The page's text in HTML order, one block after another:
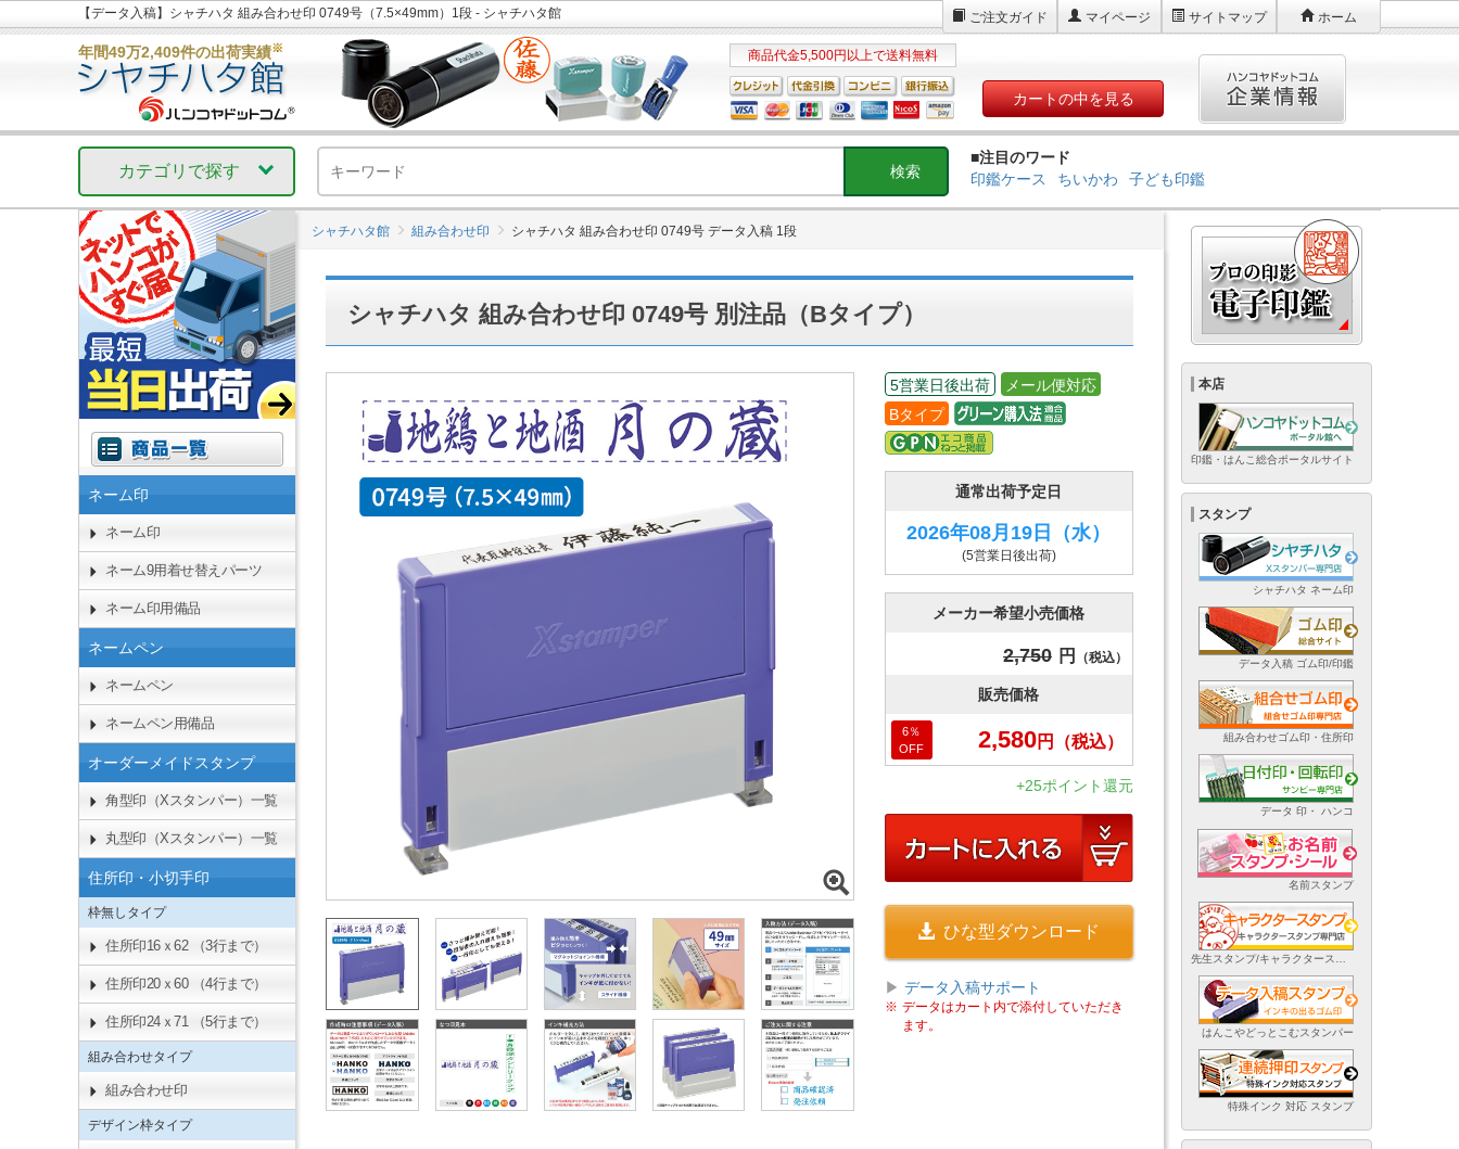
【データ入稿】シャチハタ 組み合わせ印 0749号（7.5×49mm）1段 - シャチハタ館 ご注文ガイド マイページ サイトマップ ホーム
年間49万2,409件の出荷実績※
商品代金5,500円以上で送料無料
カートの中を見る
カテゴリで探す
■注目のワード
印鑑ケース
ちいかわ 子ども印鑑
シャチハタ館 組み合わせ印 シャチハタ 組み合わせ印 0749号 データ入稿 1段
シャチハタ 組み合わせ印 0749号 別注品（Bタイプ）
5営業日後出荷
メール便対応
Bタイプ
通常出荷予定日
2026年08月19日 （水）
(5営業日後出荷)
メーカー希望小売価格
2,750 円 （税込）
販売価格
2,580円 （税込）
6％
OFF
+25ポイント還元
ひな型ダウンロード
▶ データ入稿サポート
データはカート内で添付していただき
ます。
ネーム印
ネーム印
ネーム9用着せ替えパーツ
ネーム印用備品
ネームペン
ネームペン
ネームペン用備品
オーダーメイドスタンプ
角型印（Xスタンパー）一覧
丸型印（Xスタンパー）一覧
住所印・小切手印
枠無しタイプ
住所印16ｘ62 （3行まで）
住所印20ｘ60 （4行まで）
住所印24ｘ71 （5行まで）
組み合わせタイプ
組み合わせ印
デザイン枠タイプ
本店
印鑑・はんこ総合ポータルサイト
スタンプ
シャチハタ ネーム印
データ入稿 ゴム印/印鑑
組み合わせゴム印・住所印
データ 印・ ハンコ
名前スタンプ
はんこやどっとこむスタンパー
特殊インク 対応 スタンプ